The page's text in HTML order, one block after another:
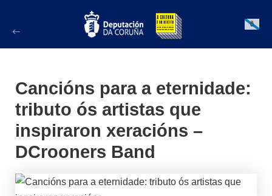
Galician
Cancións para a eternidade:
tributo ós artistas que
inspiraron xeracións –
DCrooners Band